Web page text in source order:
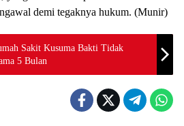
demi tegaknya hukum. (Munir)
Sakit Kusuma Bakti Tidak
5 Bulan